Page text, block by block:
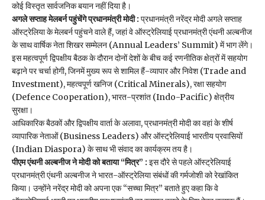
कोई विस्तृत सार्वजनिक बयान नहीं दिया है।
अगले सप्ताह मेलबर्न पहुंचेंगे प्रधानमंत्री मोदी : प्रधानमंत्री नरेंद्र मोदी अगले सप्ताह
ऑस्ट्रेलिया के मेलबर्न पहुंचने वाले हैं, जहां वे ऑस्ट्रेलियाई प्रधानमंत्री एंथनी अल्बनीज
के साथ वार्षिक नेता शिखर सम्मेलन (Annual Leaders’ Summit) में भाग लेंगे।
इस महत्वपूर्ण द्विपक्षीय बैठक के दौरान दोनों देशों के बीच कई रणनीतिक क्षेत्रों में सहयोग
बढ़ाने पर चर्चा होगी, जिनमें मुख्य रूप से शामिल हैं-व्यापार और निवेश (Trade and
Investment), महत्वपूर्ण खनिज (Critical Minerals), रक्षा सहयोग
(Defence Cooperation), भारत-प्रशांत (Indo-Pacific) क्षेत्रीय
सुरक्षा।
आधिकारिक बैठकों और द्विपक्षीय वार्ता के अलावा, प्रधानमंत्री मोदी का वहां के शीर्ष
व्यापारिक नेताओं (Business Leaders) और ऑस्ट्रेलियाई भारतीय प्रवासियों
(Indian Diaspora) के साथ भी संवाद का कार्यक्रम तय है।
पीएम एंथनी अल्बनीज ने मोदी को बताया “मित्र” : इस दौरे से पहले ऑस्ट्रेलियाई
प्रधानमंत्री एंथनी अल्बनीज ने भारत-ऑस्ट्रेलिया संबंधों की गर्मजोशी को रेखांकित
किया। उन्होंने नरेंद्र मोदी को अपना एक “सच्चा मित्र” बताते हुए कहा कि वे